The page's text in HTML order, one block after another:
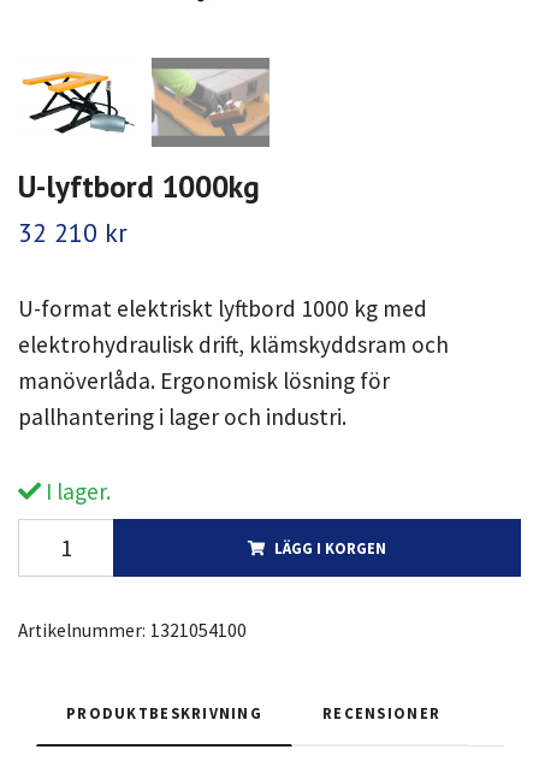
U-lyftbord 1000kg
32 210 kr
U-format elektriskt lyftbord 1000 kg med
elektrohydraulisk drift, klämskyddsram och
manöverlåda. Ergonomisk lösning för
pallhantering i lager och industri.
I lager.
LÄGG I KORGEN
Artikelnummer: 1321054100
PRODUKTBESKRIVNING RECENSIONER